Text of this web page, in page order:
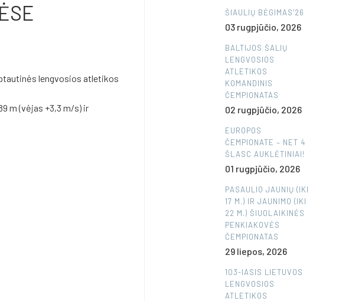
lengvosios atletikos
m (vėjas +3,3 m/s) ir
ŠIAULIŲ BĖGIMAS’26
03 rugpjūčio, 2026
BALTIJOS ŠALIŲ
LENGVOSIOS
ATLETIKOS
KOMANDINIS
ČEMPIONATAS
02 rugpjūčio, 2026
EUROPOS
ČEMPIONATE – NET 4
ŠLASC AUKLĖTINIAI!
01 rugpjūčio, 2026
PASAULIO JAUNIŲ (IKI
17 M.) IR JAUNIMO (IKI
22 M.) ŠIUOLAIKINĖS
PENKIAKOVĖS
ČEMPIONATAS
29 liepos, 2026
103-IASIS LIETUVOS
LENGVOSIOS
ATLETIKOS